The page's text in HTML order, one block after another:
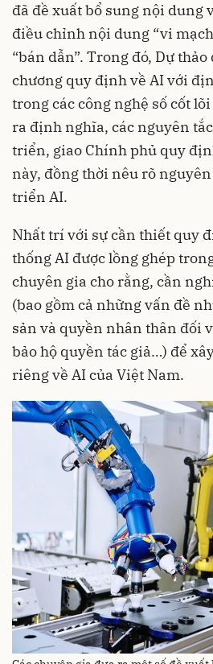
đã đề xuất bổ sung nội dung
điều chỉnh nội dung “vi
“bán dẫn”. Trong đó, Dự
chương quy định về AI với
trong các công nghệ số cốt
ra định nghĩa, các nguyên
triển, giao Chính phủ quy
này, đồng thời nêu rõ
triển AI.
Nhất trí với sự cần thiết quy
thống AI được lồng ghép
chuyên gia cho rằng, cần
(bao gồm cả những vấn đề
sản và quyền nhân thân đối
bảo hộ quyền tác giả…) để
riêng về AI của Việt Nam.